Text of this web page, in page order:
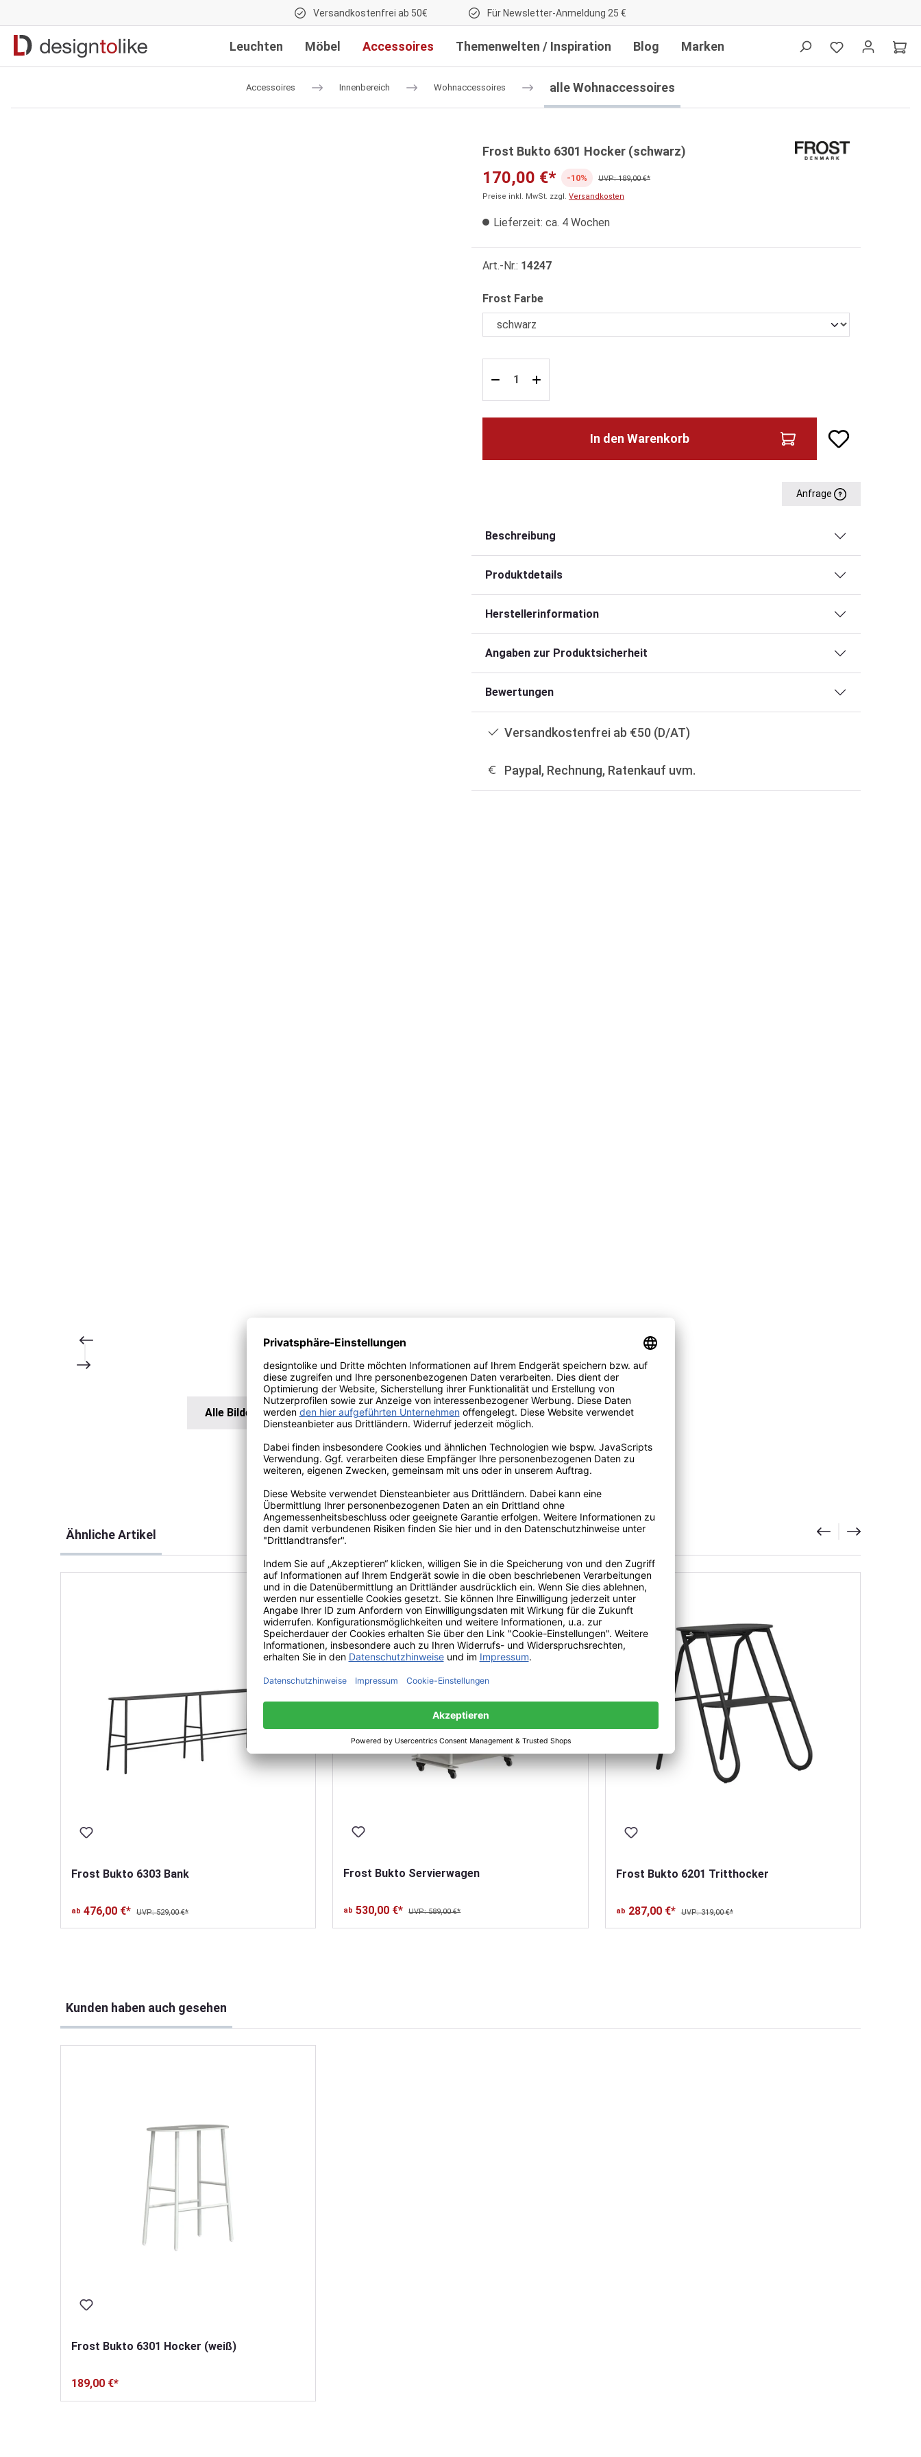
Versandkostenfrei ab 50€ Für Newsletter-Anmeldung 25 €
Leuchten Möbel Accessoires Themenwelten / Inspiration Blog Marken
Accessoires Innenbereich Wohnaccessoires alle Wohnaccessoires
Alle Bilder anzeigen
Frost Bukto 6301 Hocker (schwarz)
170,00 €* -10%
UVP: 189,00 €*
Preise inkl. MwSt. zzgl. Versandkosten
Lieferzeit: ca. 4 Wochen
Art.-Nr.: 14247
Frost Farbeauswählen
In den Warenkorb
Anfrage
Beschreibung
Produktdetails
Herstellerinformation
Angaben zur Produktsicherheit
Bewertungen
Versandkostenfrei ab €50 (D/AT)
Paypal, Rechnung, Ratenkauf uvm.
Ähnliche Artikel
Frost Bukto 6303 Bank
ab 476,00 €* UVP: 529,00 €*
Frost Bukto Servierwagen
ab 530,00 €* UVP: 589,00 €*
Frost Bukto 6201 Tritthocker
ab 287,00 €* UVP: 319,00 €*
Kunden haben auch gesehen
Frost Bukto 6301 Hocker (weiß)
189,00 €*